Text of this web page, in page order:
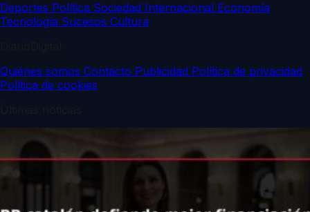
Deportes Política Sociedad Internacional Economía
Tecnología Sucesos Cultura
Quiénes somos Contacto Publicidad Política de privacidad
Política de cookies